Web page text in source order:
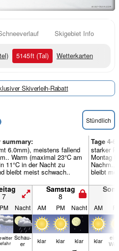
Skigebiet Info
5145ft (Tal) Wetterkarten
Skiverleih-Rabatt
Stündlich
summary:
6.0mm), meistens fallend
Warm (maximal 23°C am
11°C in der Nacht zu
bleibt meist schwach..
Tage 4-
starker
Montag
Nachm.,
bleibt
7
Samstag
8
PM Nacht AM PM Nacht AM
Schau­
er klar klar klar klar